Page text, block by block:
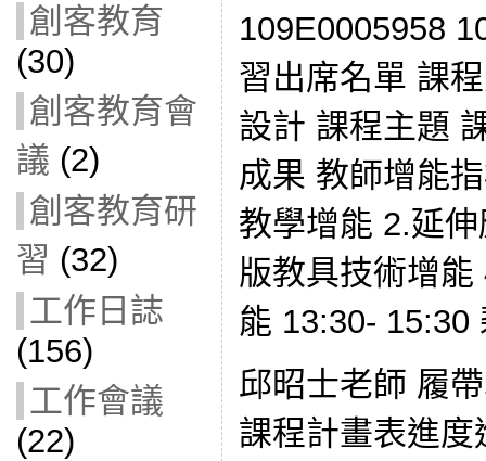
創客教育
(30)
創客教育會
議 (2)
創客教育研
習 (32)
工作日誌
(156)
工作會議
(22)
109E0005958
習出席名單 課
設計 課程主題
成果 教師增能
教學增能 2.延
版教具技術增
能 13:30- 15:30
邱昭士老師 履
課程計畫表進